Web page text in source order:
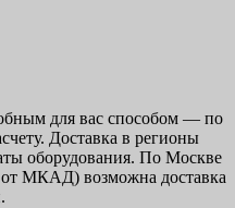
для вас способом — по
Доставка в регионы
оборудования. По Москве
МКАД) возможна доставка